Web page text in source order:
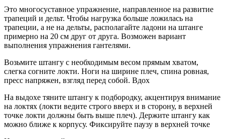
Это многосуставное упражнение, направленное на развитие
трапеций и дельт. Чтобы нагрузка больше ложилась на
трапеции, а не на дельты, располагайте ладони на штанге
примерно на 20 см друг от друга. Возможен вариант
выполнения упражнения гантелями.
Возьмите штангу с необходимым весом прямым хватом,
слегка согните локти. Ноги на ширине плеч, спина ровная,
пресс напряжен, взгляд перед собой. Вдох
На выдохе тяните штангу к подбородку, акцентируя внимание
на локтях (локти ведите строго вверх и в сторону, в верхней
точке локти должны быть выше плеч). Держите штангу как
можно ближе к корпусу. Фиксируйте паузу в верхней точке